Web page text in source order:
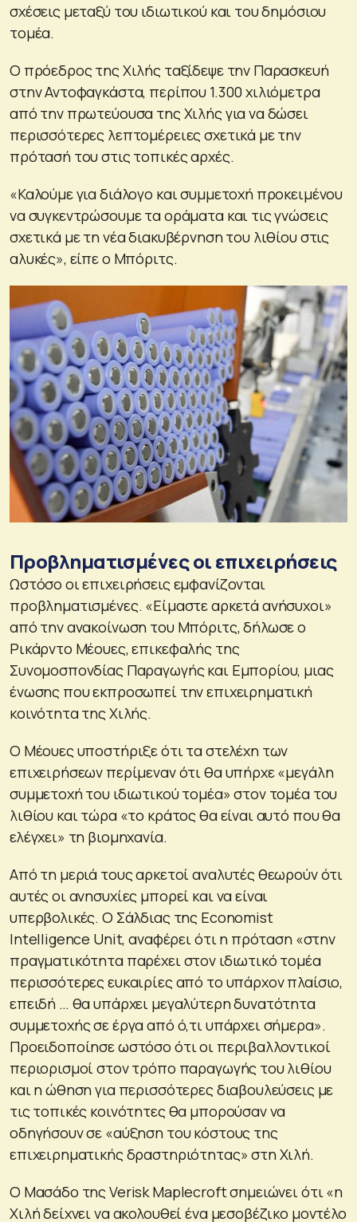
σχέσεις μεταξύ του ιδιωτικού και του δημόσιου
τομέα.
Ο πρόεδρος της Χιλής ταξίδεψε την Παρασκευή
στην Αντοφαγκάστα, περίπου 1.300 χιλιόμετρα
από την πρωτεύουσα της Χιλής για να δώσει
περισσότερες λεπτομέρειες σχετικά με την
πρότασή του στις τοπικές αρχές.
«Καλούμε για διάλογο και συμμετοχή προκειμένου
να συγκεντρώσουμε τα οράματα και τις γνώσεις
σχετικά με τη νέα διακυβέρνηση του λιθίου στις
αλυκές», είπε ο Μπόριτς.
Προβληματισμένες οι επιχειρήσεις
Ωστόσο οι επιχειρήσεις εμφανίζονται
προβληματισμένες. «Είμαστε αρκετά ανήσυχοι»
από την ανακοίνωση του Μπόριτς, δήλωσε ο
Ρικάρντο Μέουες, επικεφαλής της
Συνομοσπονδίας Παραγωγής και Εμπορίου, μιας
ένωσης που εκπροσωπεί την επιχειρηματική
κοινότητα της Χιλής.
Ο Μέουες υποστήριξε ότι τα στελέχη των
επιχειρήσεων περίμεναν ότι θα υπήρχε «μεγάλη
συμμετοχή του ιδιωτικού τομέα» στον τομέα του
λιθίου και τώρα «το κράτος θα είναι αυτό που θα
ελέγχει» τη βιομηχανία.
Από τη μεριά τους αρκετοί αναλυτές θεωρούν ότι
αυτές οι ανησυχίες μπορεί και να είναι
υπερβολικές. Ο Σάλδιας της Economist
Intelligence Unit, αναφέρει ότι η πρόταση «στην
πραγματικότητα παρέχει στον ιδιωτικό τομέα
περισσότερες ευκαιρίες από το υπάρχον πλαίσιο,
επειδή … θα υπάρχει μεγαλύτερη δυνατότητα
συμμετοχής σε έργα από ό,τι υπάρχει σήμερα».
Προειδοποίησε ωστόσο ότι οι περιβαλλοντικοί
περιορισμοί στον τρόπο παραγωγής του λιθίου
και η ώθηση για περισσότερες διαβουλεύσεις με
τις τοπικές κοινότητες θα μπορούσαν να
οδηγήσουν σε «αύξηση του κόστους της
επιχειρηματικής δραστηριότητας» στη Χιλή.
Ο Μασάδο της Verisk Maplecroft σημειώνει ότι «η
Χιλή δείχνει να ακολουθεί ένα μεσοβέζικο μοντέλο